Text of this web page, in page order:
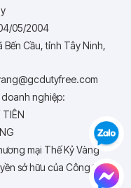
05/2004
Cầu, tỉnh Tây Ninh,
nghiệp:
TIÊN
mại Thế Kỷ Vàng
sở hữu của Công ty